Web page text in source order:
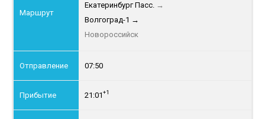
Екатеринбург Пасс. →
Волгоград-1 →
Новороссийск
07:50
21:01+1